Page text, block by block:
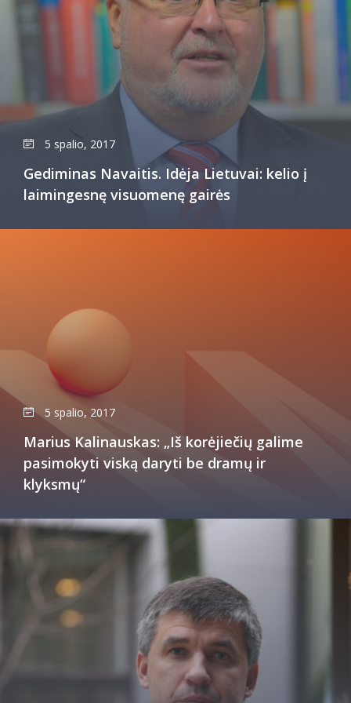
5 spalio, 2017
Gediminas Navaitis. Idėja Lietuvai: kelio į
laimingesnę visuomenę gairės
5 spalio, 2017
Marius Kalinauskas: „Iš korėjiečių galime
pasimokyti viską daryti be dramų ir
klyksmų“